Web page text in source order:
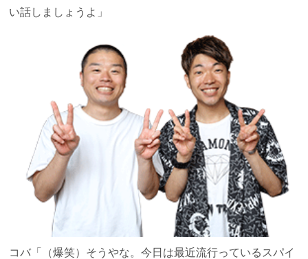
い話しましょうよ」
コバ 「（爆笑）そうやな。今日は最近流行っているスパイ